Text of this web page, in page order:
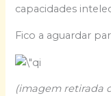
capacidades
Fico a aguardar
(imagem retirada